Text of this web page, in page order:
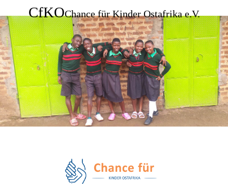
CfKOChance für Kinder Ostafrika e.V.